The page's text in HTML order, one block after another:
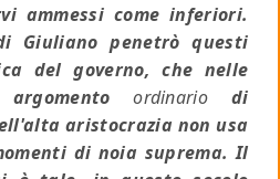
ammessi come inferiori.
Giuliano penetrò questi
del governo, che nelle
argomentoordinario di
aristocrazia non usa
di noia suprema. Il